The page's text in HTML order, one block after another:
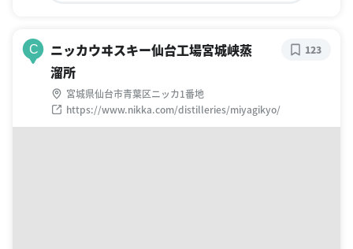
C
ニッカウヰスキー仙台工場宮城峡蒸
溜所
宮城県仙台市青葉区ニッカ1番地
https://www.nikka.com/distilleries/miyagikyo/
123